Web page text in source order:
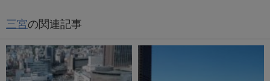
三宮の関連記事